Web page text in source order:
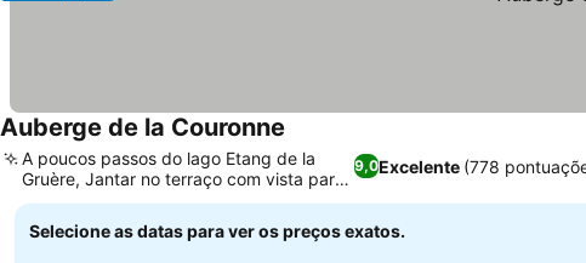
Auberge de la Couronne
9,0Excelente (778
A poucos passos do lago Etang de la
Gruère, Jantar no terraço com vista para
a floresta
Selecione as datas para ver os preços exatos.